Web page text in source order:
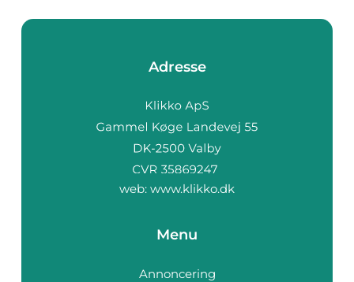
Adresse
web: www.klikko.dk
Menu
Annoncering